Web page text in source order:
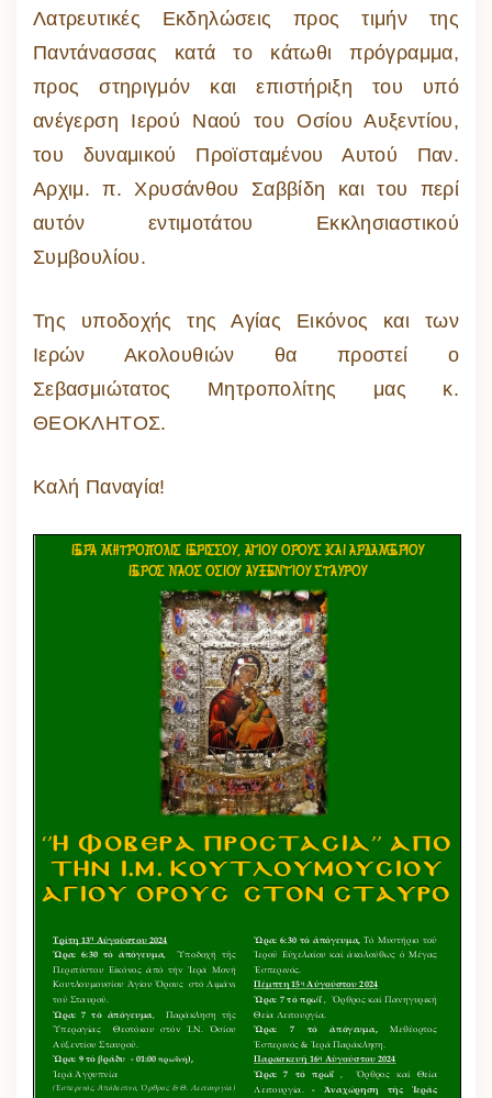
Λατρευτικές Εκδηλώσεις προς τιμήν της
Παντάνασσας κατά το κάτωθι πρόγραμμα,
προς στηριγμόν και επιστήριξη του υπό
ανέγερση Ιερού Ναού του Οσίου Αυξεντίου,
του δυναμικού Προϊσταμένου Αυτού Παν.
Αρχιμ. π. Χρυσάνθου Σαββίδη και του περί
αυτόν εντιμοτάτου Εκκλησιαστικού
Συμβουλίου.
Της υποδοχής της Αγίας Εικόνος και των
Ιερών Ακολουθιών θα προστεί ο
Σεβασμιώτατος Μητροπολίτης μας κ.
ΘΕΟΚΛΗΤΟΣ.
Καλή Παναγία!